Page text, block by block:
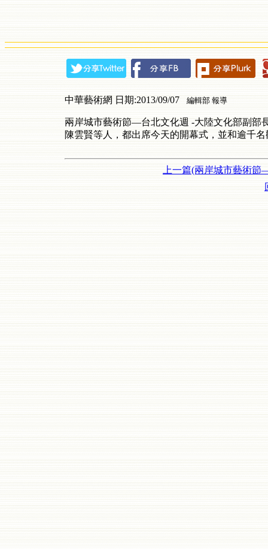
中華藝術網 日期:2013/09/07 編輯部 報導
兩岸城市藝術節—台北文化週 -大陸文化部副部
陳雲賢等人，都出席今天的開幕式，並和逾千
上一篇(兩岸城市藝術